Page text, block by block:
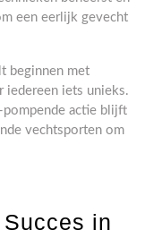
een eerlijk gevecht
beginnen met
iedereen iets unieks.
pompende actie blijft
vechtsporten om
in